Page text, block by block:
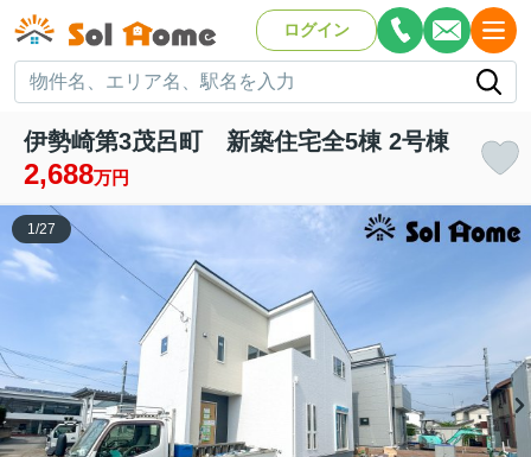
ログイン
伊勢崎第3茂呂町 新築住宅全5棟 2号棟
2,688万円
1/27